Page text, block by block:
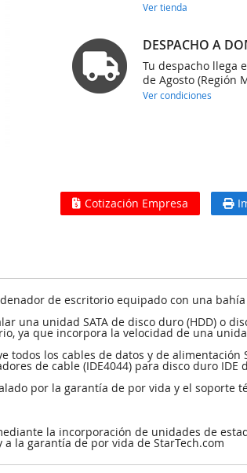
Ver tienda
DESPACHO A
Tu despacho llega
de Agosto (Región
Ver condiciones
Cotización Empresa
de escritorio equipado con una
una unidad SATA de disco duro (HDD) o
ya que incorpora la velocidad de una
los cables de datos y de alimentación
de cable (IDE4044) para disco duro IDE
por la garantía de por vida y el soporte
la incorporación de unidades de
la garantía de por vida de StarTech.com